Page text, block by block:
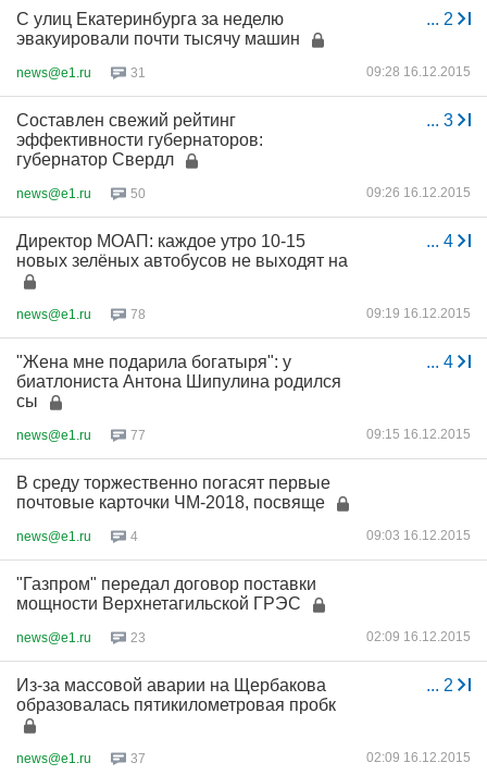
... 2
С улиц Екатеринбурга за неделю
эвакуировали почти тысячу машин
news@e1.ru 31 09:28 16.12.2015
... 3
Составлен свежий рейтинг
эффективности губернаторов:
губернатор Свердл
news@e1.ru 50 09:26 16.12.2015
... 4
Директор МОАП: каждое утро 10-15
новых зелёных автобусов не выходят на
news@e1.ru 78 09:19 16.12.2015
... 4
"Жена мне подарила богатыря": у
биатлониста Антона Шипулина родился
сы
news@e1.ru 77 09:15 16.12.2015
В среду торжественно погасят первые
почтовые карточки ЧМ-2018, посвяще
news@e1.ru 4 09:03 16.12.2015
"Газпром" передал договор поставки
мощности Верхнетагильской ГРЭС
news@e1.ru 23 02:09 16.12.2015
... 2
Из-за массовой аварии на Щербакова
образовалась пятикилометровая пробк
news@e1.ru 37 02:09 16.12.2015